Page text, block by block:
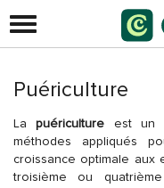
Puériculture
Lapuériculture est un
méthodes appliqués
croissance optimale aux
troisième ou